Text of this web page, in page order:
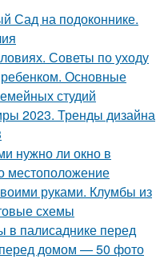
Сад на подоконнике.
Советы по уходу
Основные
студий
2023. Тренды дизайна
нужно ли окно в
местоположение
руками. Клумбы из
схемы
в палисаднике перед
домом — 50 фото